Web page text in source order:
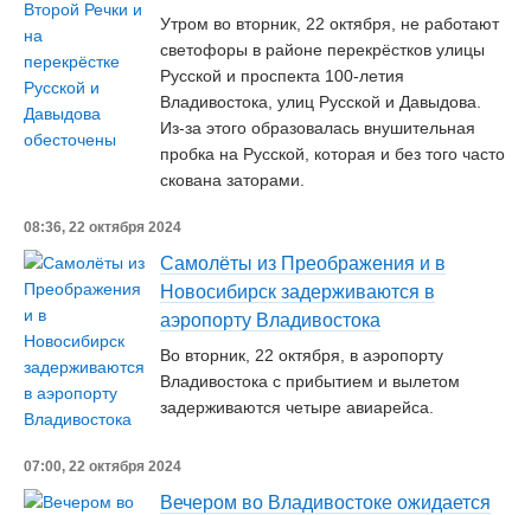
Утром во вторник, 22 октября, не работают
светофоры в районе перекрёстков улицы
Русской и проспекта 100-летия
Владивостока, улиц Русской и Давыдова.
Из-за этого образовалась внушительная
пробка на Русской, которая и без того часто
скована заторами.
08:36, 22 октября 2024
Самолёты из Преображения и в
Новосибирск задерживаются в
аэропорту Владивостока
Во вторник, 22 октября, в аэропорту
Владивостока с прибытием и вылетом
задерживаются четыре авиарейса.
07:00, 22 октября 2024
Вечером во Владивостоке ожидается